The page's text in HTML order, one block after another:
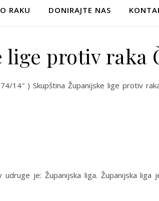
O RAKU DONIRAJTE NAS
protiv raka
14″ ) Skupština Županijske lige protiv
je: Županijska liga. Županijska liga